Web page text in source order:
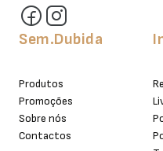
Sem.Dubida
Produtos
Promoções
Sobre nós
Contactos